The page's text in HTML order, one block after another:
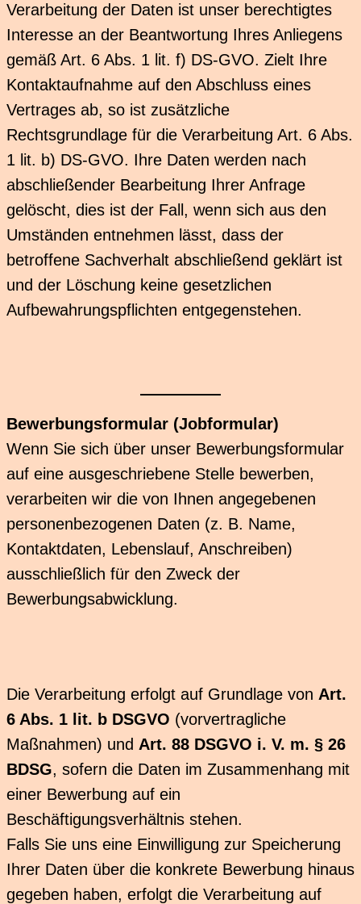
Verarbeitung der Daten ist unser berechtigtes
Interesse an der Beantwortung Ihres Anliegens
gemäß Art. 6 Abs. 1 lit. f) DS-GVO. Zielt Ihre
Kontaktaufnahme auf den Abschluss eines
Vertrages ab, so ist zusätzliche
Rechtsgrundlage für die Verarbeitung Art. 6 Abs.
1 lit. b) DS-GVO. Ihre Daten werden nach
abschließender Bearbeitung Ihrer Anfrage
gelöscht, dies ist der Fall, wenn sich aus den
Umständen entnehmen lässt, dass der
betroffene Sachverhalt abschließend geklärt ist
und der Löschung keine gesetzlichen
Aufbewahrungspflichten entgegenstehen.
Bewerbungsformular (Jobformular)
Wenn Sie sich über unser Bewerbungsformular
auf eine ausgeschriebene Stelle bewerben,
verarbeiten wir die von Ihnen angegebenen
personenbezogenen Daten (z. B. Name,
Kontaktdaten, Lebenslauf, Anschreiben)
ausschließlich für den Zweck der
Bewerbungsabwicklung.
Die Verarbeitung erfolgt auf Grundlage von Art.
6 Abs. 1 lit. b DSGVO (vorvertragliche
Maßnahmen) und Art. 88 DSGVO i. V. m. § 26
BDSG, sofern die Daten im Zusammenhang mit
einer Bewerbung auf ein
Beschäftigungsverhältnis stehen.
Falls Sie uns eine Einwilligung zur Speicherung
Ihrer Daten über die konkrete Bewerbung hinaus
gegeben haben, erfolgt die Verarbeitung auf